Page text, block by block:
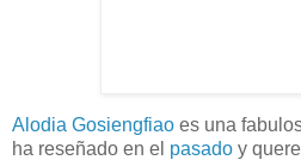
Alodia Gosiengfiao es una
ha reseñado en el pasado y